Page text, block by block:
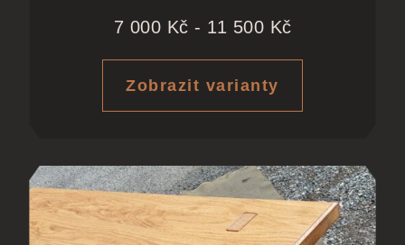
7 000 Kč - 11 500 Kč
Zobrazit varianty